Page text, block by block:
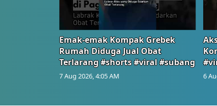
Emak-emak Kompak Grebek
Rumah Diduga Jual Obat
Terlarang #shorts #viral #subang
7 Aug 2026, 4:05 AM 6